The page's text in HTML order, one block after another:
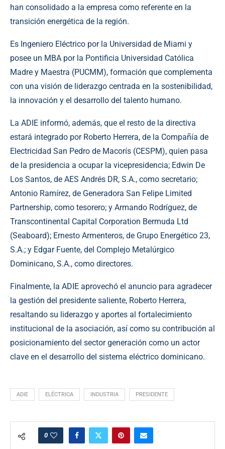
han consolidado a la empresa como referente en la
transición energética de la región.
Es Ingeniero Eléctrico por la Universidad de Miami y
posee un MBA por la Pontificia Universidad Católica
Madre y Maestra (PUCMM), formación que complementa
con una visión de liderazgo centrada en la sostenibilidad,
la innovación y el desarrollo del talento humano.
La ADIE informó, además, que el resto de la directiva
estará integrado por Roberto Herrera, de la Compañía de
Electricidad San Pedro de Macorís (CESPM), quien pasa
de la presidencia a ocupar la vicepresidencia; Edwin De
Los Santos, de AES Andrés DR, S.A., como secretario;
Antonio Ramírez, de Generadora San Felipe Limited
Partnership, como tesorero; y Armando Rodríguez, de
Transcontinental Capital Corporation Bermuda Ltd
(Seaboard); Ernesto Armenteros, de Grupo Energético 23,
S.A.; y Edgar Fuente, del Complejo Metalúrgico
Dominicano, S.A., como directores.
Finalmente, la ADIE aprovechó el anuncio para agradecer
la gestión del presidente saliente, Roberto Herrera,
resaltando su liderazgo y aportes al fortalecimiento
institucional de la asociación, así como su contribución al
posicionamiento del sector generación como un actor
clave en el desarrollo del sistema eléctrico dominicano.
ADIE ELÉCTRICA INDUSTRIA PRESIDENTE
0